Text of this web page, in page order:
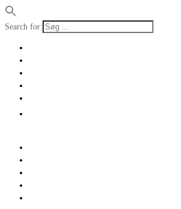
Search for: